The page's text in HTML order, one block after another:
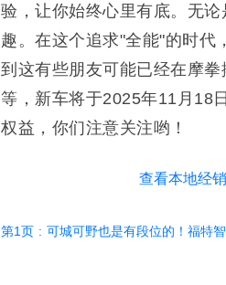
验，让你始终心里有底。无
趣。在这个追求"全能"的时代
到这有些朋友可能已经在摩
等，新车将于2025年11月18
权益，你们注意关注哟！
查看本地经
第1页 : 可城可野也是有段位的！福特智趣烈马超“